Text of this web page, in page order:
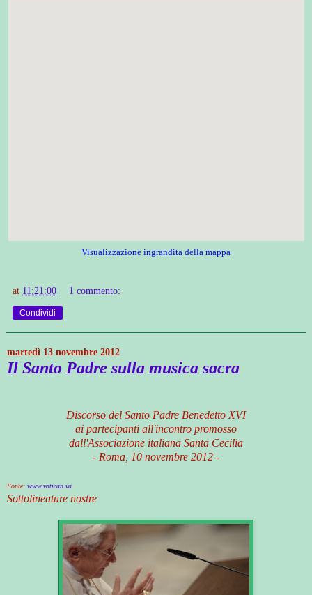
Visualizzazione ingrandita della mappa
at 11:21:00 1 commento:
Condividi
martedì 13 novembre 2012
Il Santo Padre sulla musica sacra
Discorso del Santo Padre Benedetto XVI
ai partecipanti all'incontro promosso
dall'Associazione italiana Santa Cecilia
- Roma, 10 novembre 2012 -
Fonte: www.vatican.va
Sottolineature nostre